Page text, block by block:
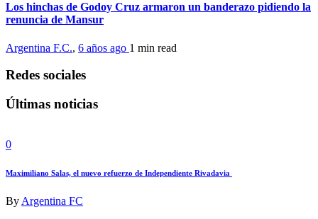
Los hinchas de Godoy Cruz armaron un banderazo pidiendo la
renuncia de Mansur
Argentina F.C., 6 años ago 1 min read
Redes sociales
Últimas noticias
0
Maximiliano Salas, el nuevo refuerzo de Independiente Rivadavia
By Argentina FC